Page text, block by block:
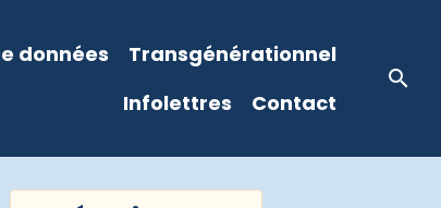
données
Transgénérationnel
Infolettres
Contact